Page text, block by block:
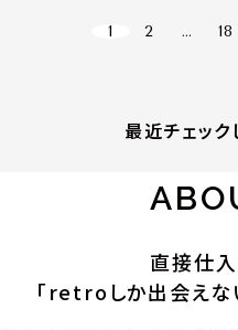
1 2 … 18
最近チェッ
直接仕
「retroしか出会えな